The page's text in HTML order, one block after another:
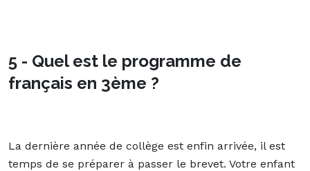
5 - Quel est le programme de
français en 3ème ?
La dernière année de collège est enfin arrivée, il est
temps de se préparer à passer le brevet. Votre enfant